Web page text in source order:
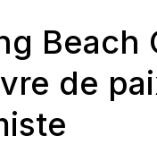
Beach
de